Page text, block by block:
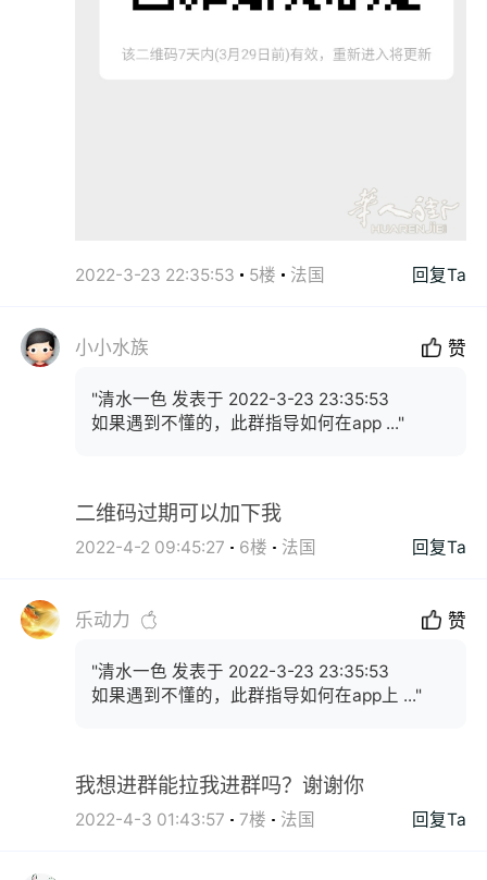
2022-3-23 22:35:53 5楼 法国 回复Ta
小小水族 赞
"清水一色 发表于 2022-3-23 23:35:53
如果遇到不懂的，此群指导如何在app ..."
二维码过期可以加下我
2022-4-2 09:45:27 6楼 法国 回复Ta
乐动力 赞
"清水一色 发表于 2022-3-23 23:35:53
如果遇到不懂的，此群指导如何在app上 ..."
我想进群能拉我进群吗？谢谢你
2022-4-3 01:43:57 7楼 法国 回复Ta